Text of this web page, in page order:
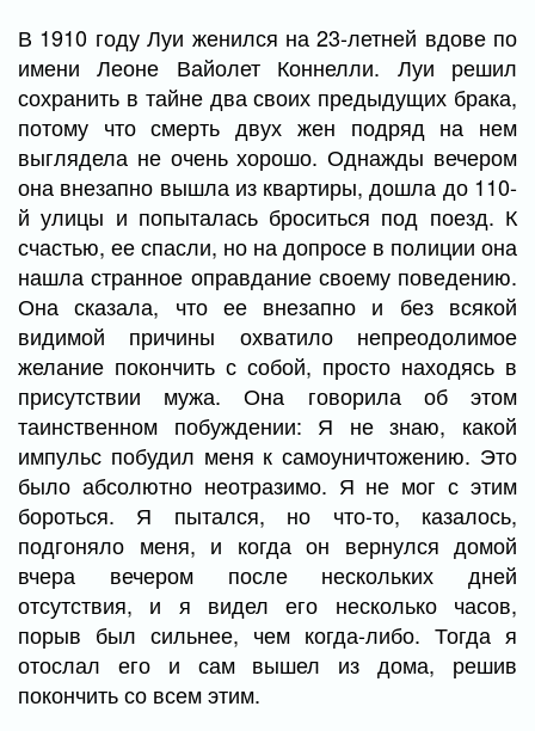
В 1910 году Луи женился на 23-летней вдове по
имени Леоне Вайолет Коннелли. Луи решил
сохранить в тайне два своих предыдущих брака,
потому что смерть двух жен подряд на нем
выглядела не очень хорошо. Однажды вечером
она внезапно вышла из квартиры, дошла до 110-
й улицы и попыталась броситься под поезд. К
счастью, ее спасли, но на допросе в полиции она
нашла странное оправдание своему поведению.
Она сказала, что ее внезапно и без всякой
видимой причины охватило непреодолимое
желание покончить с собой, просто находясь в
присутствии мужа. Она говорила об этом
таинственном побуждении: Я не знаю, какой
импульс побудил меня к самоуничтожению. Это
было абсолютно неотразимо. Я не мог с этим
бороться. Я пытался, но что-то, казалось,
подгоняло меня, и когда он вернулся домой
вчера вечером после нескольких дней
отсутствия, и я видел его несколько часов,
порыв был сильнее, чем когда-либо. Тогда я
отослал его и сам вышел из дома, решив
покончить со всем этим.